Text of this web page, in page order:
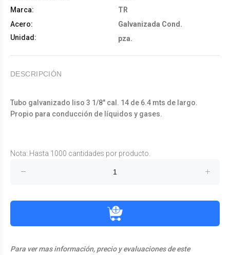
Marca:
TR
Acero:
Galvanizada Cond.
Unidad:
pza.
DESCRIPCIÓN
Tubo galvanizado liso 3 1/8" cal. 14 de 6.4 mts de largo.
Propio para conducción de líquidos y gases.
Nota: Hasta 1000 cantidades por producto.
Para ver mas información, precio y evaluaciones de este